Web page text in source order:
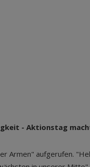
- Aktionstag
Armen" aufgerufen.